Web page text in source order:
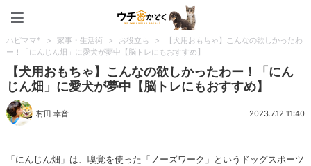
ハピママ* > 家事・生活術 > お役立ち >
【犬用おもちゃ】こんなの欲しかったわ
ー！「にんじん畑」に愛犬が夢中【脳トレにもおすすめ】
【犬用おもちゃ】こんなの欲しかったわー！「にん
じん畑」に愛犬が夢中【脳トレにもおすすめ】
村田 幸音 2023.7.12 11:40
「にんじん畑」は、嗅覚を使った「ノーズワーク」というドッグスポーツ